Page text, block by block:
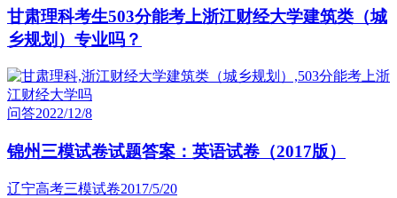
甘肃理科考生503分能考上浙江财经大学建筑类（城
乡规划）专业吗？
问答2022/12/8
锦州三模试卷试题答案：英语试卷（2017版）
辽宁高考三模试卷2017/5/20